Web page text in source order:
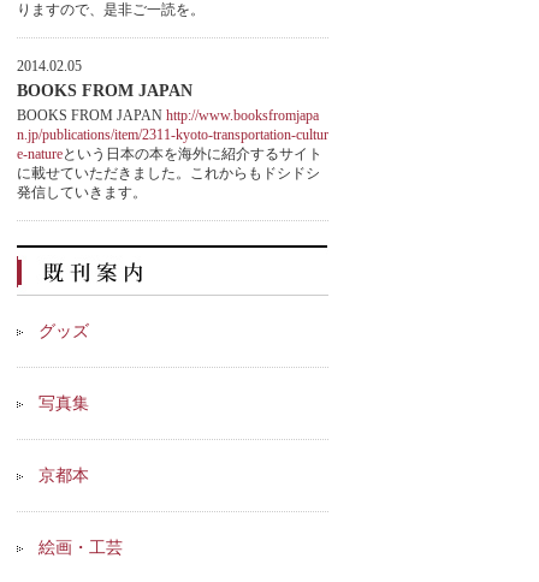
りますので、是非ご一読を。
2014.02.05
BOOKS FROM JAPAN
BOOKS FROM JAPAN http://www.booksfromjapa
n.jp/publications/item/2311-kyoto-transportation-cultur
e-natureという日本の本を海外に紹介するサイト
に載せていただきました。これからもドシドシ
発信していきます。
グッズ
写真集
京都本
絵画・工芸